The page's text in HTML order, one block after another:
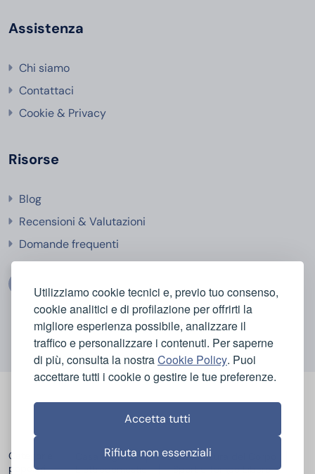
Utilizziamo cookie tecnici e, previo tuo consenso,
cookie analitici e di profilazione per offrirti la
migliore esperienza possibile, analizzare il
traffico e personalizzare i contenuti. Per saperne
di più, consulta la nostraCookie Policy. Puoi
accettare tutti i cookie o gestire le tue preferenze.
Accetta tutti
Rifiuta non essenziali
Assistenza
Chi siamo
Contattaci
Cookie & Privacy
Risorse
Blog
Recensioni & Valutazioni
Domande frequenti
Categorie
popolari
Casa e Igiene
Bellezza e Cura del Corpo
Elettrodomestici
Sport e Tempo Libero